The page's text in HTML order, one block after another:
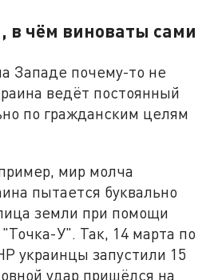
в чём виноваты сами
Западе почему-то не
ведёт постоянный
по гражданским целям
мир молча
пытается буквально
земли при помощи
У". Так, 14 марта по
украинцы запустили 15
удар пришёлся на